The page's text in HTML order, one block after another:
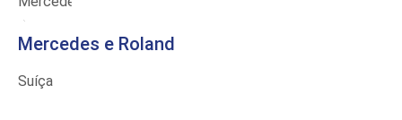
Mercedes e Roland
Suíça